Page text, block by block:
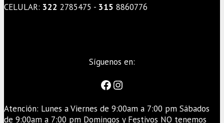
CELULAR: 322 2785475 - 315 8860776
Síguenos en:
Facebook
Instagram
Atención: Lunes a Viernes de 9:00am a 7:00 pm Sábados
de 9:00am a 7:00 pm Domingos y Festivos NO tenemos